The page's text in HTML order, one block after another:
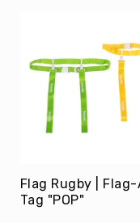
Flag Rugby |
Tag "POP"